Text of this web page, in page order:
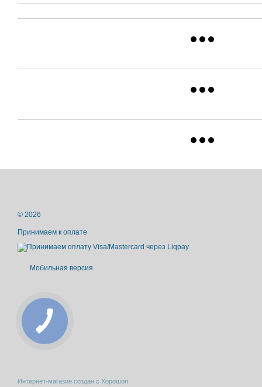
© 2026
Принимаем к оплате
Мобильная версия
Интернет-магазин создан с Хорошоп